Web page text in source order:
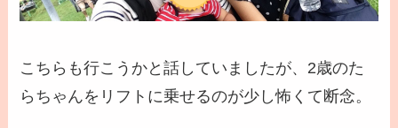
こちらも行こうかと話していましたが、2歳のた
らちゃんをリフトに乗せるのが少し怖くて断念。